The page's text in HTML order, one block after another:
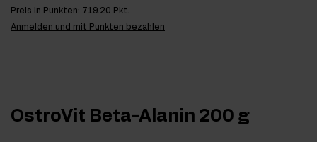
Preis in Punkten: 719.20 Pkt.
Anmelden und mit Punkten bezahlen
OstroVit Beta-Alanin 200 g